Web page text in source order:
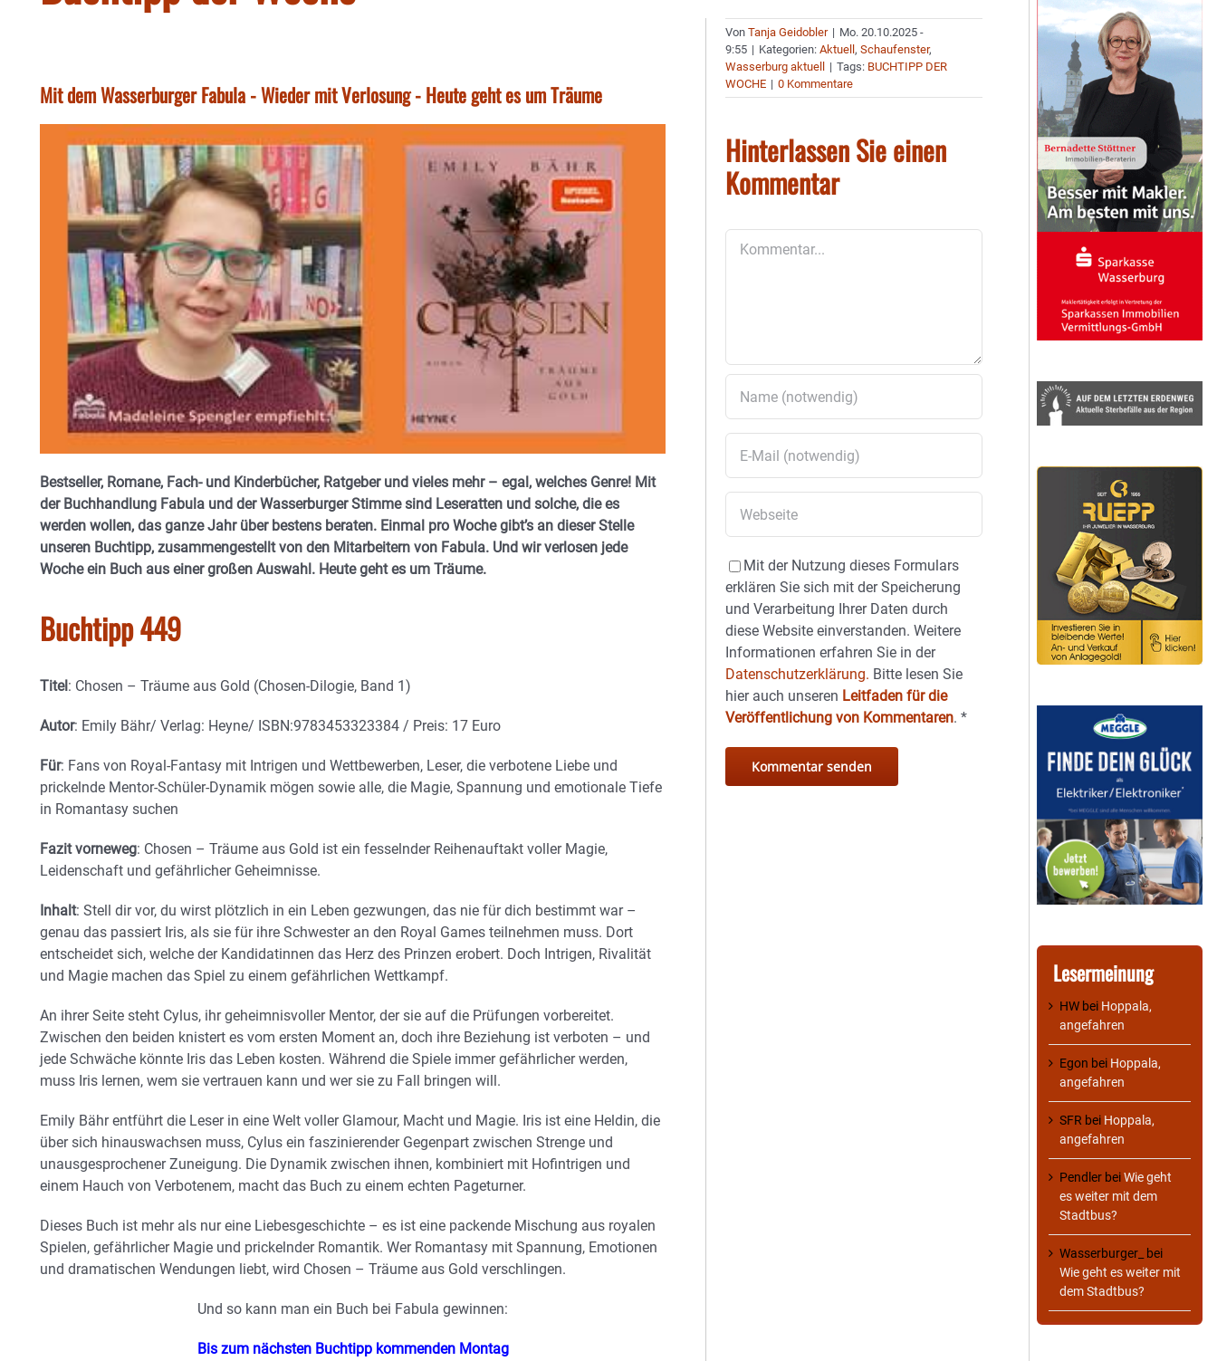
Mit dem Wasserburger Fabula - Wieder mit Verlosung - Heute geht es um Träume
Bestseller, Romane, Fach- und Kinderbücher, Ratgeber und vieles mehr – egal, welches Genre! Mit
der Buchhandlung Fabula und der Wasserburger Stimme sind Leseratten und solche, die es
werden wollen, das ganze Jahr über bestens beraten. Einmal pro Woche gibt’s an dieser Stelle
unseren Buchtipp, zusammengestellt von den Mitarbeitern von Fabula. Und wir verlosen jede
Woche ein Buch aus einer großen Auswahl. Heute geht es um Träume.
Buchtipp 449
Titel: Chosen – Träume aus Gold (Chosen-Dilogie, Band 1)
Autor: Emily Bähr/ Verlag: Heyne/ ISBN:9783453323384 / Preis: 17 Euro
Für: Fans von Royal-Fantasy mit Intrigen und Wettbewerben, Leser, die verbotene Liebe und
prickelnde Mentor-Schüler-Dynamik mögen sowie alle, die Magie, Spannung und emotionale Tiefe
in Romantasy suchen
Fazit vorneweg: Chosen – Träume aus Gold ist ein fesselnder Reihenauftakt voller Magie,
Leidenschaft und gefährlicher Geheimnisse.
Inhalt: Stell dir vor, du wirst plötzlich in ein Leben gezwungen, das nie für dich bestimmt war –
genau das passiert Iris, als sie für ihre Schwester an den Royal Games teilnehmen muss. Dort
entscheidet sich, welche der Kandidatinnen das Herz des Prinzen erobert. Doch Intrigen, Rivalität
und Magie machen das Spiel zu einem gefährlichen Wettkampf.
An ihrer Seite steht Cylus, ihr geheimnisvoller Mentor, der sie auf die Prüfungen vorbereitet.
Zwischen den beiden knistert es vom ersten Moment an, doch ihre Beziehung ist verboten – und
jede Schwäche könnte Iris das Leben kosten. Während die Spiele immer gefährlicher werden,
muss Iris lernen, wem sie vertrauen kann und wer sie zu Fall bringen will.
Emily Bähr entführt die Leser in eine Welt voller Glamour, Macht und Magie. Iris ist eine Heldin, die
über sich hinauswachsen muss, Cylus ein faszinierender Gegenpart zwischen Strenge und
unausgesprochener Zuneigung. Die Dynamik zwischen ihnen, kombiniert mit Hofintrigen und
einem Hauch von Verbotenem, macht das Buch zu einem echten Pageturner.
Dieses Buch ist mehr als nur eine Liebesgeschichte – es ist eine packende Mischung aus royalen
Spielen, gefährlicher Magie und prickelnder Romantik. Wer Romantasy mit Spannung, Emotionen
und dramatischen Wendungen liebt, wird Chosen – Träume aus Gold verschlingen.
Und so kann man ein Buch bei Fabula gewinnen:
Bis zum nächsten Buchtipp kommenden Montag
VonTanja Geidobler | Mo. 20.10.2025 -
9:55 | Kategorien:Aktuell,Schaufenster,
Wasserburg aktuell
| Tags: BUCHTIPP DER
WOCHE | 0 Kommentare
Hinterlassen Sie einen
Kommentar
Mit der Nutzung dieses Formulars
erklären Sie sich mit der Speicherung
und Verarbeitung Ihrer Daten durch
diese Website einverstanden. Weitere
Informationen erfahren Sie in der
Datenschutzerklärung. Bitte lesen Sie
hier auch unseren Leitfaden für die
Veröffentlichung von Kommentaren.*
Lesermeinung
HW bei Hoppala,
angefahren
Egon bei Hoppala,
angefahren
SFR bei Hoppala,
angefahren
Pendler beiWie geht
es weiter mit dem
Stadtbus?
Wasserburger_
bei
Wie geht es weiter mit
dem Stadtbus?